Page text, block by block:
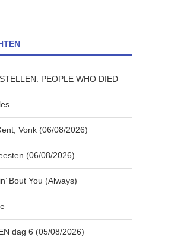
PEOPLE WHO DIED
Vonk (06/08/2026)
(06/08/2026)
Bout You (Always)
dag 6 (05/08/2026)